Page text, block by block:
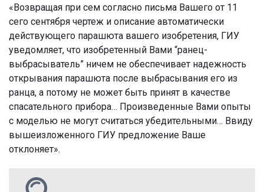
«Возвращая при сем согласно письма Вашего от 11
сего сентября чертеж и описание автоматически
действующего парашюта вашего изобретения, ГИУ
уведомляет, что изобретенный Вами “ранец-
выбрасыватель” ничем не обеспечивает надежность
открывания парашюта после выбрасывания его из
ранца, а потому не может быть принят в качестве
спасательного прибора… Произведенные Вами опыты
с моделью не могут считаться убедительными… Ввиду
вышеизложенного ГИУ предложение Ваше
отклоняет».